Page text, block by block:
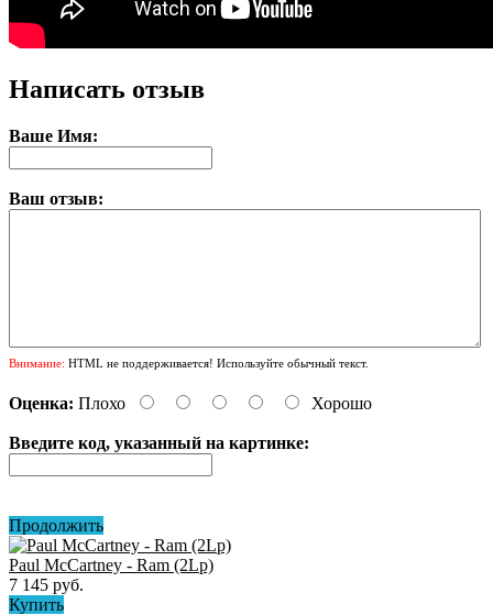
Написать отзыв
Ваше Имя:
Ваш отзыв:
Внимание: HTML не поддерживается! Используйте обычный текст.
Оценка: Плохо Хорошо
Введите код, указанный на картинке:
Продолжить
Paul McCartney - Ram (2Lp)
7 145 руб.
Купить